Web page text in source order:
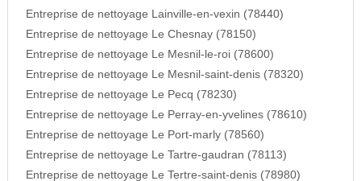
Entreprise de nettoyage Lainville-en-vexin (78440)
Entreprise de nettoyage Le Chesnay (78150)
Entreprise de nettoyage Le Mesnil-le-roi (78600)
Entreprise de nettoyage Le Mesnil-saint-denis (78320)
Entreprise de nettoyage Le Pecq (78230)
Entreprise de nettoyage Le Perray-en-yvelines (78610)
Entreprise de nettoyage Le Port-marly (78560)
Entreprise de nettoyage Le Tartre-gaudran (78113)
Entreprise de nettoyage Le Tertre-saint-denis (78980)